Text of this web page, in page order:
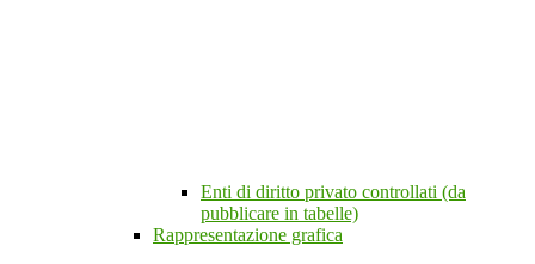
Enti di diritto privato controllati (da
pubblicare in tabelle)
Rappresentazione grafica